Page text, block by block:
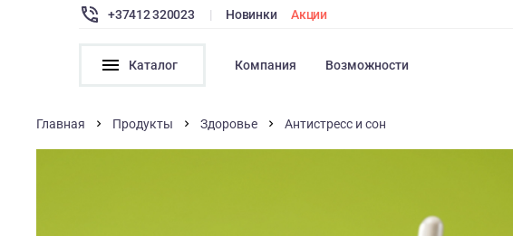
+37412 320023 | Новинки Акции
Каталог Компания Возможности
Главная Продукты Здоровье Антистресс и сон